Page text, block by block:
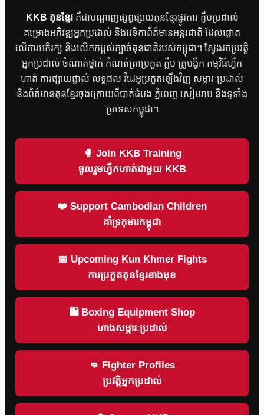
KKB គុនខ្មែរគឺជាបណ្តាញផ្សព្វផ្សាយគុនខ្មែរផ្លូវការ ក្លឹបប្រដាល់
គម្រោងអភិវឌ្ឍអ្នកប្រដាល់ និងវេទិកាព័ត៌មានអន្តរជាតិ ដែលផ្តោត
លើការអភិរក្ស និងលើកកម្ពស់ក្បាច់គុនជាតិរបស់កម្ពុជា។ ស្វែងរកប្រវត្តិ
អ្នកប្រដាល់ ចំណាត់ថ្នាក់ កំណត់ត្រាប្រកួត ក្លឹប គ្រូបង្វឹក កម្មវិធីហ្វឹក
ហាត់ ការផ្សាយផ្ទាល់ លទ្ធផល វីដេអូប្រកួតឡើងវិញ សម្ភារៈប្រដាល់
និងព័ត៌មានគុនខ្មែរចុងក្រោយពីបាត់ដំបង ភ្នំពេញ សៀមរាប និងទូទាំង
ប្រទេសកម្ពុជា។
🥊 Join KKB Training
ចូលរួមហ្វឹកហាត់ជាមួយ KKB
❤️ Support Cambodian Children
គាំទ្រកុមារកម្ពុជា
📅 Upcoming Kun Khmer Fights
ការប្រកួតគុនខ្មែរខាងមុខ
🛍 Boxing Equipment Shop
ហាងសម្ភារៈប្រដាល់
👊 Fighter Profiles
ប្រវត្តិអ្នកប្រដាល់